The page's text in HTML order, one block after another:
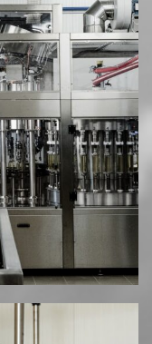
FREESPIRITS
RESERVED